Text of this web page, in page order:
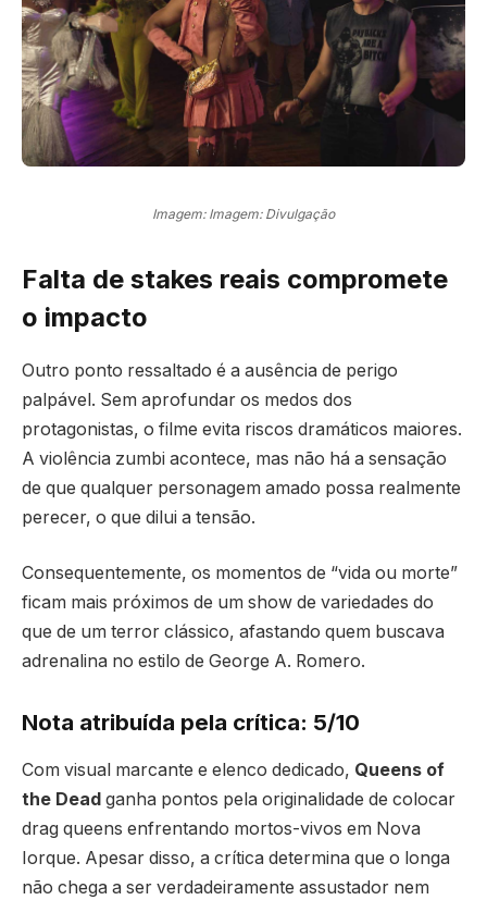
Imagem: Imagem: Divulgação
Falta de stakes reais compromete
o impacto
Outro ponto ressaltado é a ausência de perigo
palpável. Sem aprofundar os medos dos
protagonistas, o filme evita riscos dramáticos maiores.
A violência zumbi acontece, mas não há a sensação
de que qualquer personagem amado possa realmente
perecer, o que dilui a tensão.
Consequentemente, os momentos de “vida ou morte”
ficam mais próximos de um show de variedades do
que de um terror clássico, afastando quem buscava
adrenalina no estilo de George A. Romero.
Nota atribuída pela crítica: 5/10
Com visual marcante e elenco dedicado, Queens of
the Dead ganha pontos pela originalidade de colocar
drag queens enfrentando mortos-vivos em Nova
Iorque. Apesar disso, a crítica determina que o longa
não chega a ser verdadeiramente assustador nem